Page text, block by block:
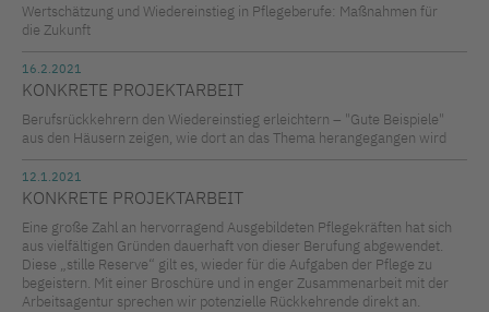
Wertschätzung und Wiedereinstieg in Pflegeberufe: Maßnahmen für
die Zukunft
16.2.2021
KONKRETE PROJEKTARBEIT
Berufsrückkehrern den Wiedereinstieg erleichtern – "Gute Beispiele"
aus den Häusern zeigen, wie dort an das Thema herangegangen wird
12.1.2021
KONKRETE PROJEKTARBEIT
Eine große Zahl an hervorragend Ausgebildeten Pflegekräften hat sich
aus vielfältigen Gründen dauerhaft von dieser Berufung abgewendet.
Diese „stille Reserve“ gilt es, wieder für die Aufgaben der Pflege zu
begeistern. Mit einer Broschüre und in enger Zusammenarbeit mit der
Arbeitsagentur sprechen wir potenzielle Rückkehrende direkt an.